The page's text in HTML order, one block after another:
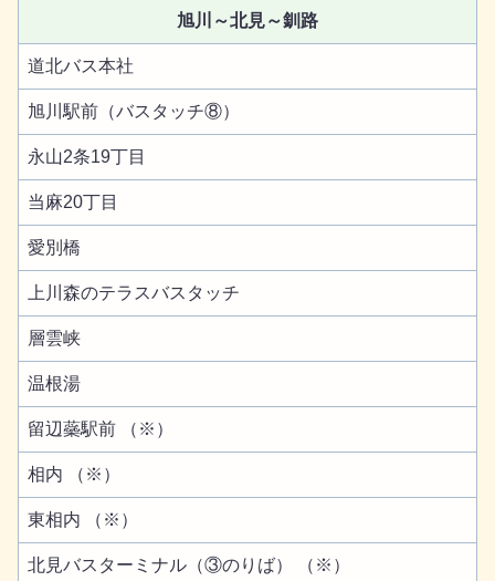
旭川～北見～釧路
道北バス本社
旭川駅前（バスタッチ⑧）
永山2条19丁目
当麻20丁目
愛別橋
上川森のテラスバスタッチ
層雲峡
温根湯
留辺蘂駅前 （※）
相内 （※）
東相内 （※）
北見バスターミナル（③のりば） （※）